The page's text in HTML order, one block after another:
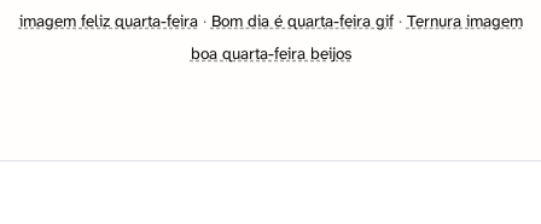
imagem feliz quarta-feira· Bom dia é quarta-feira gif· Ternura imagem
boa quarta-feira beijos